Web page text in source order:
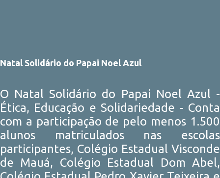
Natal Solidário do Papai Noel Azul
O Natal Solidário do Papai Noel Azul -
Ética, Educação e Solidariedade - Conta
com a participação de pelo menos 1.500
alunos matriculados nas escolas
participantes, Colégio Estadual Visconde
de Mauá, Colégio Estadual Dom Abel,